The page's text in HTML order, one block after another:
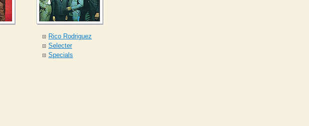
Rico Rodriguez
Selecter
Specials